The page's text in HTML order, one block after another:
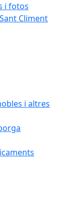
i fotos
Climent
i altres